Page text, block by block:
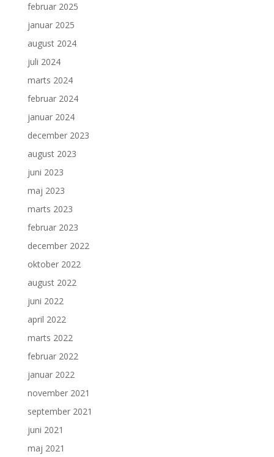
februar 2025
januar 2025
august 2024
juli 2024
marts 2024
februar 2024
januar 2024
december 2023
august 2023
juni 2023
maj 2023
marts 2023
februar 2023
december 2022
oktober 2022
august 2022
juni 2022
april 2022
marts 2022
februar 2022
januar 2022
november 2021
september 2021
juni 2021
maj 2021